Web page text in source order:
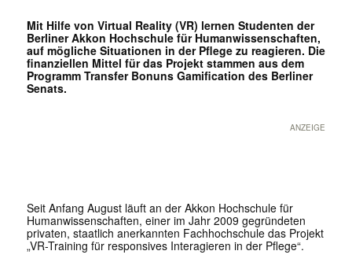
Mit Hilfe von Virtual Reality (VR) lernen Studenten der
Berliner Akkon Hochschule für Humanwissenschaften,
auf mögliche Situationen in der Pflege zu reagieren. Die
finanziellen Mittel für das Projekt stammen aus dem
Programm Transfer Bonuns Gamification des Berliner
Senats.
ANZEIGE
Seit Anfang August läuft an der Akkon Hochschule für
Humanwissenschaften, einer im Jahr 2009 gegründeten
privaten, staatlich anerkannten Fachhochschule das Projekt
„VR-Training für responsives Interagieren in der Pflege“.